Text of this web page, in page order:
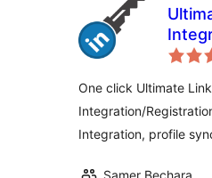
One click Ultimate
Integration/
Integration, profile
Samer Bechara